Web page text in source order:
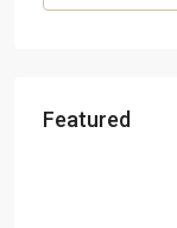
Featured